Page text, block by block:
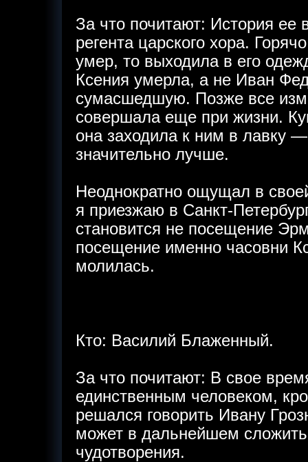
За что почитают: История ее
регента царского хора.
умер, то выходила в его
Ксения умерла, а не Иван
сумасшедшую. Позже все
совершала еще при жизни.
она заходила к ним в лавку
значительно лучше.
Неоднократно ощущал в
я приезжаю в Санкт-
становится не посещение
посещение именно часовни
молилась.
Кто: Василий Блаженный.
За что почитают: В свое
единственным человеком,
решался говорить Ивану
может в дальнейшем
чудотворения.